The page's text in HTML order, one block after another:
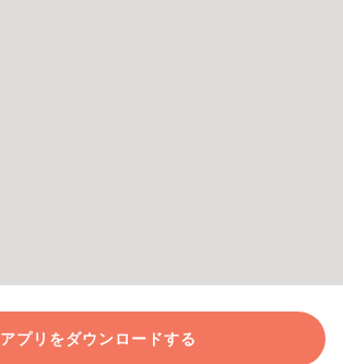
アプリをダウンロードする